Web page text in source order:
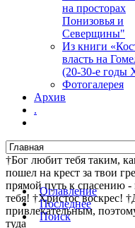
на просторах
Понизовья и
Северщины"
Из книги
власть на
(20-30-е годы
Фотогалерея
Архив
.
†Бог любит тебя таким,
пошел на крест за твои
прямой путь к спасению
тебя! †Христос воскрес!
привлекательным,
туда
Оглавление
Последнее
Поиск